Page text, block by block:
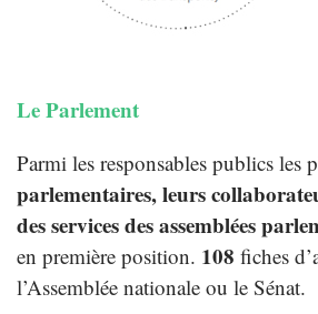
Le Parlement
Parmi les responsables publics les
parlementaires, leurs
des services des assemblées
en première position. 108 fiches
l’Assemblée nationale ou le Sénat.